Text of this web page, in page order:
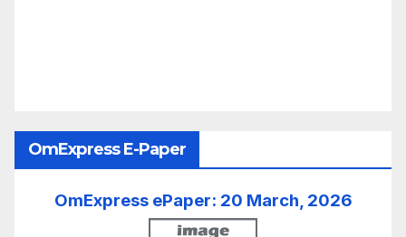
OmExpress E-Paper
OmExpress ePaper: 20 March, 2026